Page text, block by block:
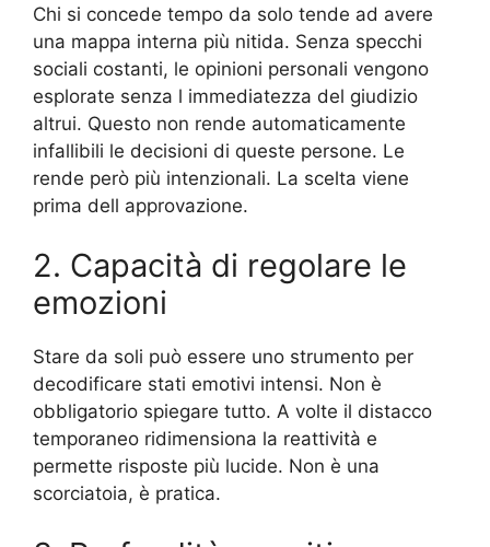
Chi si concede tempo da solo tende ad avere
una mappa interna più nitida. Senza specchi
sociali costanti, le opinioni personali vengono
esplorate senza l immediatezza del giudizio
altrui. Questo non rende automaticamente
infallibili le decisioni di queste persone. Le
rende però più intenzionali. La scelta viene
prima dell approvazione.
2. Capacità di regolare le
emozioni
Stare da soli può essere uno strumento per
decodificare stati emotivi intensi. Non è
obbligatorio spiegare tutto. A volte il distacco
temporaneo ridimensiona la reattività e
permette risposte più lucide. Non è una
scorciatoia, è pratica.